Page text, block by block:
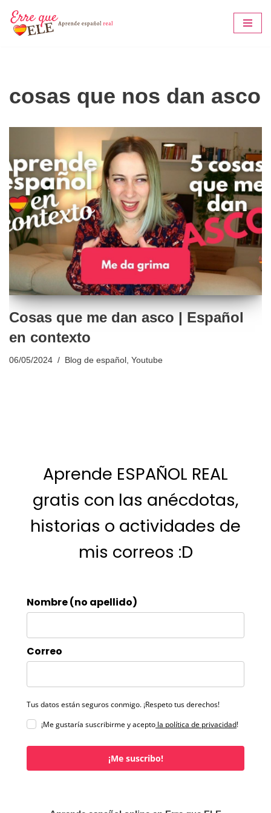
Saltar
cosas que nos dan asco
Cosas que me dan asco | Español
en contexto
06/05/2024 Blog de español , Youtube
Aprende ESPAÑOL REAL
gratis con las anécdotas,
historias o actividades de
mis correos :D
Nombre (no apellido)
Correo
Tus datos están seguros conmigo. ¡Respeto tus derechos!
¡Me gustaría suscribirme y acepto la política de privacidad!
¡Me suscribo!